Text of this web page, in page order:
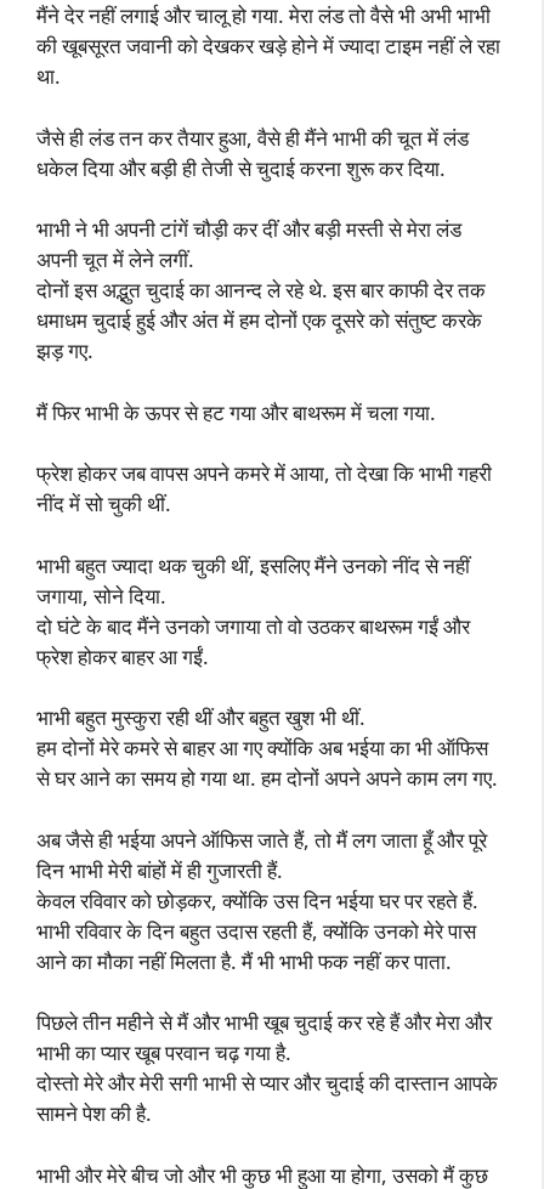
मैंने देर नहीं लगाई और चालू हो गया. मेरा लंड तो वैसे भी अभी भाभी
की खूबसूरत जवानी को देखकर खड़े होने में ज्यादा टाइम नहीं ले रहा
था.
जैसे ही लंड तन कर तैयार हुआ, वैसे ही मैंने भाभी की चूत में लंड
धकेल दिया और बड़ी ही तेजी से चुदाई करना शुरू कर दिया.
भाभी ने भी अपनी टांगें चौड़ी कर दीं और बड़ी मस्ती से मेरा लंड
अपनी चूत में लेने लगीं.
दोनों इस अद्भुत चुदाई का आनन्द ले रहे थे. इस बार काफी देर तक
धमाधम चुदाई हुई और अंत में हम दोनों एक दूसरे को संतुष्ट करके
झड़ गए.
मैं फिर भाभी के ऊपर से हट गया और बाथरूम में चला गया.
फ्रेश होकर जब वापस अपने कमरे में आया, तो देखा कि भाभी गहरी
नींद में सो चुकी थीं.
भाभी बहुत ज्यादा थक चुकी थीं, इसलिए मैंने उनको नींद से नहीं
जगाया, सोने दिया.
दो घंटे के बाद मैंने उनको जगाया तो वो उठकर बाथरूम गईं और
फ्रेश होकर बाहर आ गईं.
भाभी बहुत मुस्कुरा रही थीं और बहुत खुश भी थीं.
हम दोनों मेरे कमरे से बाहर आ गए क्योंकि अब भईया का भी ऑफिस
से घर आने का समय हो गया था. हम दोनों अपने अपने काम लग गए.
अब जैसे ही भईया अपने ऑफिस जाते हैं, तो मैं लग जाता हूँ और पूरे
दिन भाभी मेरी बांहों में ही गुजारती हैं.
केवल रविवार को छोड़कर, क्योंकि उस दिन भईया घर पर रहते हैं.
भाभी रविवार के दिन बहुत उदास रहती हैं, क्योंकि उनको मेरे पास
आने का मौका नहीं मिलता है. मैं भी भाभी फक नहीं कर पाता.
पिछले तीन महीने से मैं और भाभी खूब चुदाई कर रहे हैं और मेरा और
भाभी का प्यार खूब परवान चढ़ गया है.
दोस्तो मेरे और मेरी सगी भाभी से प्यार और चुदाई की दास्तान आपके
सामने पेश की है.
भाभी और मेरे बीच जो और भी कुछ भी हुआ या होगा, उसको मैं कुछ